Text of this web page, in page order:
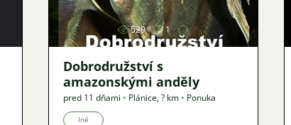
529 1
Dobrodružství s
amazonskými anděly
pred 11 dňami • Plánice,? km • Ponuka
Iné